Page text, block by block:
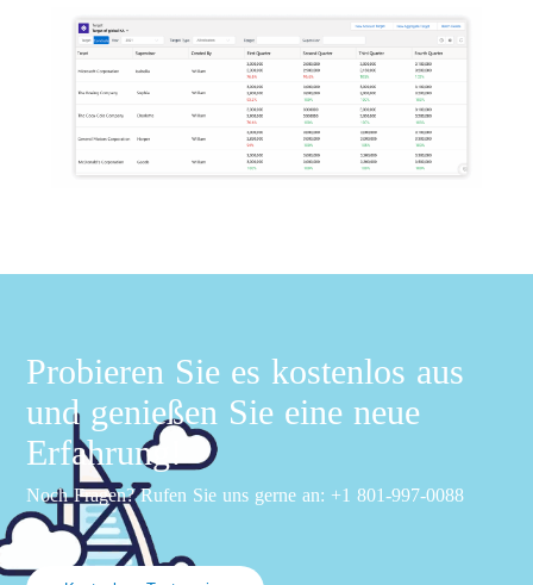
Probieren Sie es kostenlos aus
und genießen Sie eine neue
Erfahrung!
Noch Fragen? Rufen Sie uns gerne an: +1 801-997-0088